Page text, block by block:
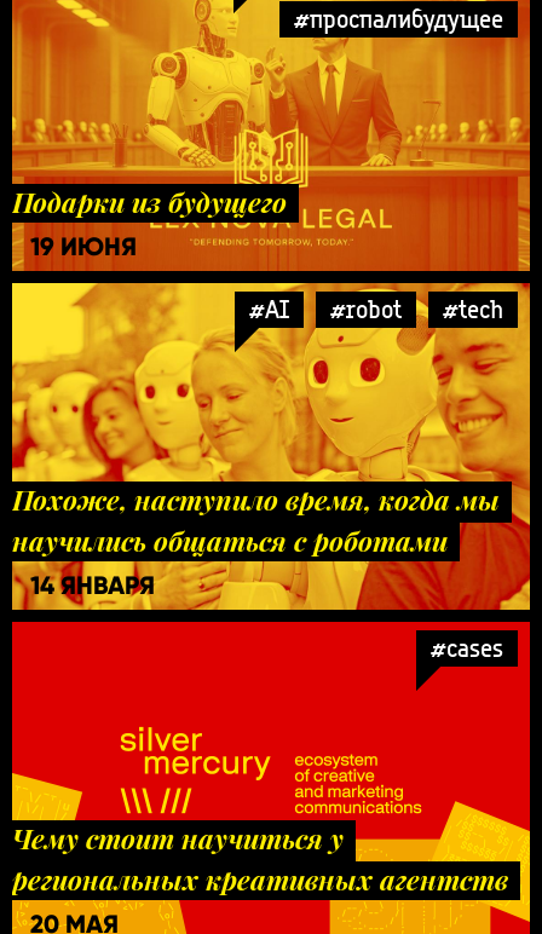
#проспалибудущее
Подарки из будущего
19 ИЮНЯ
#AI #robot #tech
Похоже, наступило время, когда мы
научились общаться с роботами
14 ЯНВАРЯ
#cases
Чему стоит научиться у
региональных креативных агентств
20 МАЯ